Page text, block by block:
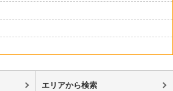
エリアから検索